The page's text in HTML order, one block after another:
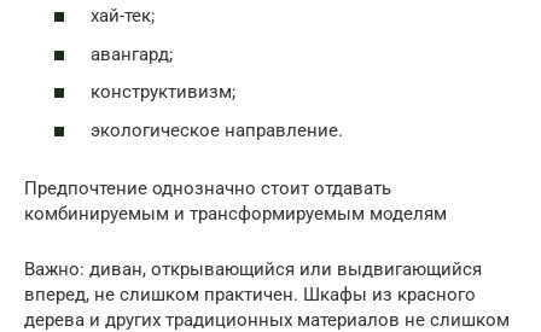
хай-тек;
авангард;
конструктивизм;
экологическое направление.
Предпочтение однозначно стоит отдавать
комбинируемым и трансформируемым моделям
Важно: диван, открывающийся или выдвигающийся
вперед, не слишком практичен. Шкафы из красного
дерева и других традиционных материалов не слишком